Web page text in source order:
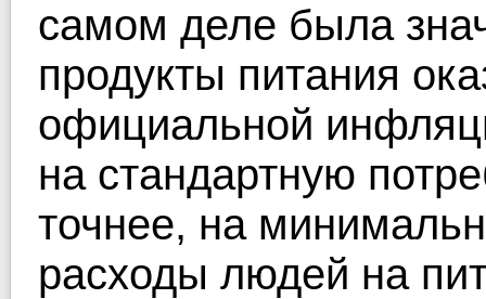
самом деле была
продукты питания
официальной
на стандартную
точнее, на
расходы людей на